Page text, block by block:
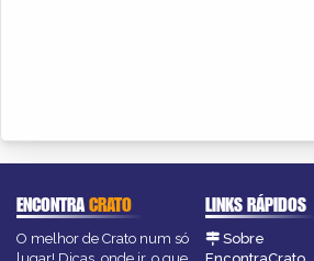
ENCONTRACRATO
O melhor de Crato num só
LINKS RÁPIDOS
Sobre